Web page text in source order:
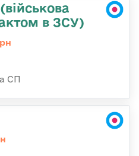
в ЗСУ)
СП